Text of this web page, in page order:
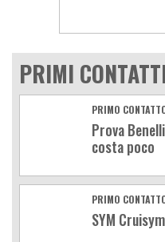
PRIMI
PRIMO
Prova
costa poco
PRIMO
SYM